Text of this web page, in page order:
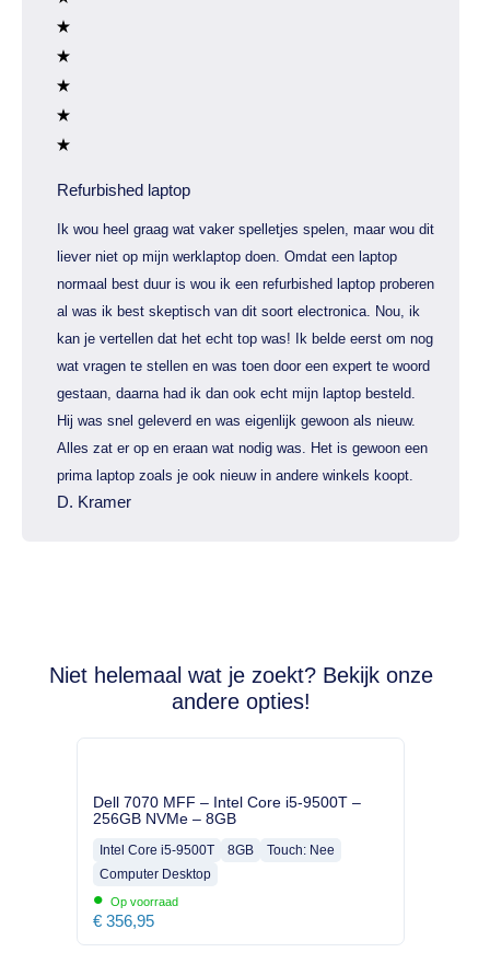
Refurbished laptop
Ik wou heel graag wat vaker spelletjes spelen, maar wou dit
liever niet op mijn werklaptop doen. Omdat een laptop
normaal best duur is wou ik een refurbished laptop proberen
al was ik best skeptisch van dit soort electronica. Nou, ik
kan je vertellen dat het echt top was! Ik belde eerst om nog
wat vragen te stellen en was toen door een expert te woord
gestaan, daarna had ik dan ook echt mijn laptop besteld.
Hij was snel geleverd en was eigenlijk gewoon als nieuw.
Alles zat er op en eraan wat nodig was. Het is gewoon een
prima laptop zoals je ook nieuw in andere winkels koopt.
D. Kramer
Niet helemaal wat je zoekt? Bekijk onze
andere opties!
Dell 7070 MFF – Intel Core i5-9500T –
256GB NVMe – 8GB
Intel Core i5-9500T 8GB
Touch: Nee
Computer Desktop
• Op voorraad
€ 356,95